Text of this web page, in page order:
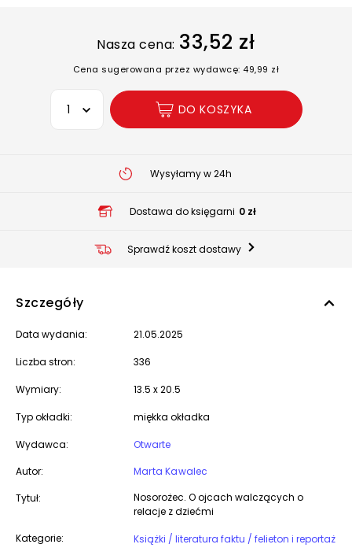
Nasza cena: 33,52 zł
Cena sugerowana przez wydawcę: 49,99 zł
Wybierz opcję
DO KOSZYKA
Wysyłamy w 24h
Dostawa do księgarni 0 zł
Sprawdź koszt dostawy
Szczegóły
Data wydania: 21.05.2025
Liczba stron: 336
Wymiary: 13.5 x 20.5
Typ okładki: miękka okładka
Wydawca:
Otwarte
Autor:
Marta Kawalec
Tytuł:
Nosorożec. O ojcach walczących o
relacje z dziećmi
Kategorie:
Książki / literatura faktu / felieton i reportaż